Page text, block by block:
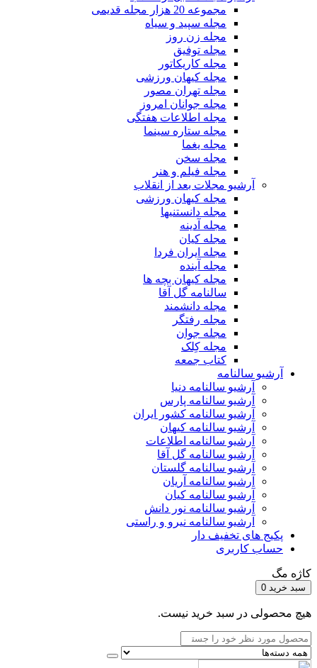
مجموعه 20 هزار مجله قدیمی
مجله سپید و سیاه
مجله زن روز
مجله توفیق
مجله کاریکاتور
مجله کیهان ورزشی
مجله تهران مصور
مجله جوانان امروز
مجله اطلاعات هفتگی
مجله ستاره سینما
مجله یغما
مجله سخن
مجله فیلم و هنر
آرشیو مجلات بعد از انقلاب
مجله کیهان ورزشی
مجله دانستنیها
مجله آدینه
مجله کیان
مجله ایران فردا
مجله آینده
مجله کیهان بچه ها
سالنامه گل آقا
مجله دانشمند
مجله رفتگر
مجله جوان
مجله کِلک
کتاب جمعه
آرشیو سالنامه
آرشیو سالنامه دنیا
آرشیو سالنامه پارس
آرشیو سالنامه کشور ایران
آرشیو سالنامه کیهان
آرشیو سالنامه اطلاعات
آرشیو سالنامه گل آقا
آرشیو سالنامه گلستان
آرشیو سالنامه آریان
آرشیو سالنامه کیان
آرشیو سالنامه نور دانش
آرشیو سالنامه نیرو و راستی
پکیج های تخفیف دار
حساب کاربری
کاژه مگ
سبد خرید 0
هیچ محصولی در سبد خرید نیست.